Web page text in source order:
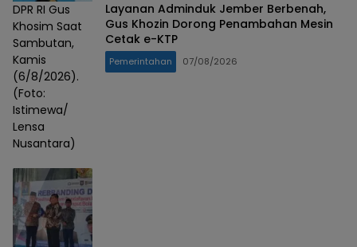
DPR RI Gus
Khosim Saat
Sambutan,
Kamis
(6/8/2026).
(Foto:
Istimewa/
Lensa
Nusantara)
Layanan Adminduk Jember Berbenah,
Gus Khozin Dorong Penambahan Mesin
Cetak e-KTP
Pemerintahan 07/08/2026